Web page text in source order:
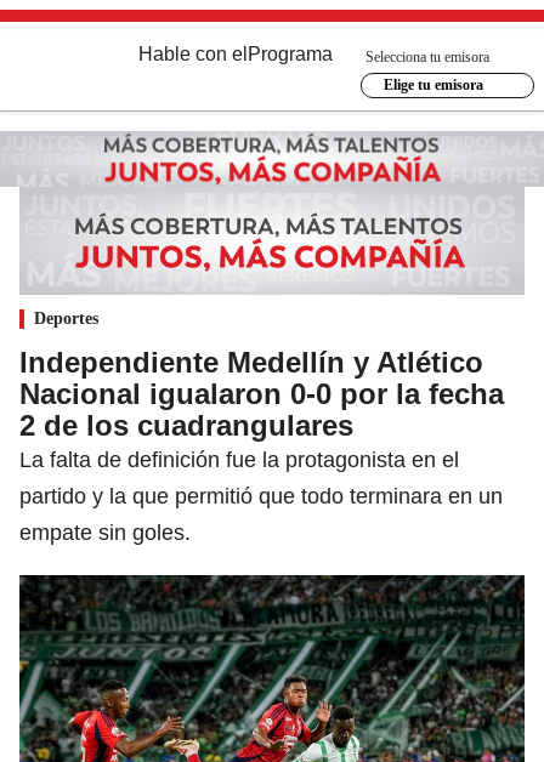
Hable con el Programa
Selecciona tu emisora
Elige tu emisora
Deportes
Independiente Medellín y Atlético
Nacional igualaron 0-0 por la fecha
2 de los cuadrangulares
La falta de definición fue la protagonista en el
partido y la que permitió que todo terminara en un
empate sin goles.